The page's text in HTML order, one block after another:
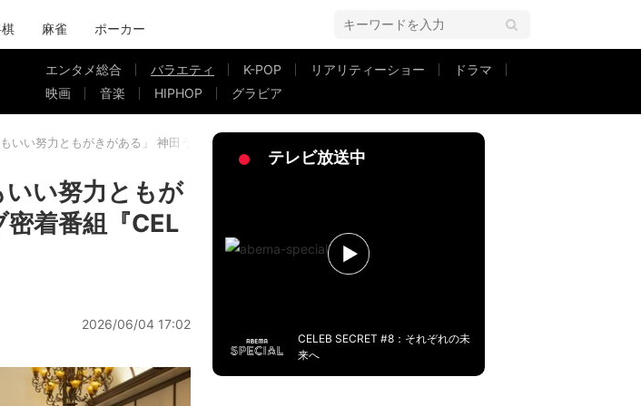
麻雀 ポーカー
エンタメ総合 バラエティ K-POP リアリティーショー
ドラマ
映画
音楽 HIPHOP グラビア
いい努力ともがきがある」 神田うの、スーパーセレブ密着番組『CELEB SECRET』にゲスト出演
いい努力ともが
着番組『CEL
2026/06/04 17:02
テレビ放送中
CELEB SECRET #8：それぞれの未
来へ